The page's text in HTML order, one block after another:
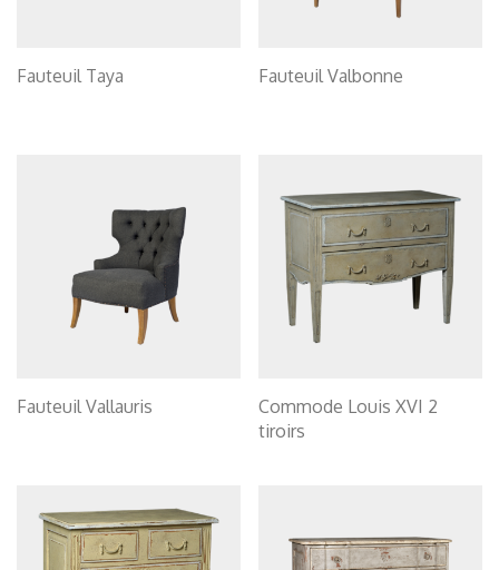
Fauteuil Taya Fauteuil Valbonne
Fauteuil Vallauris
Commode Louis XVI 2
tiroirs